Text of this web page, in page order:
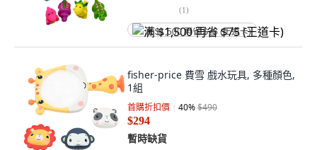
(1)
满 $1,500 再省 $75 (王道卡)
fisher-price 費雪 戲水玩具, 多種顏色,
1組
首購折扣價 40%$490
$294
暫時缺貨